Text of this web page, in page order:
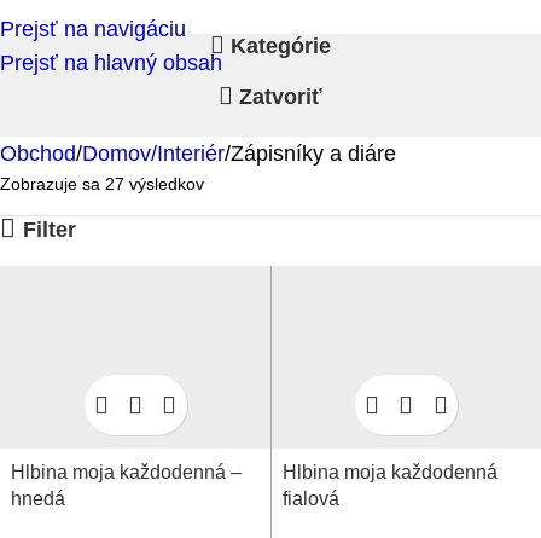
Prejsť na navigáciu
Prejsť na hlavný obsah
Kategórie
Zatvoriť
Obchod Domov/Interiér Zápisníky a diáre
Zobrazuje sa 27 výsledkov
Filter
Hlbina moja každodenná –
hnedá
Hlbina moja každodenná
fialová